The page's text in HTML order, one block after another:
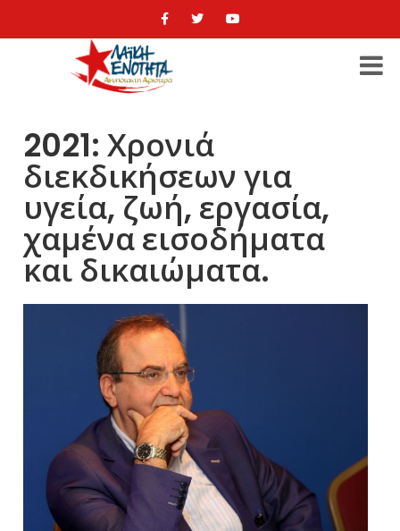
2021: Χρονιά
διεκδικήσεων για
υγεία, ζωή, εργασία,
χαμένα εισοδήματα
και δικαιώματα.